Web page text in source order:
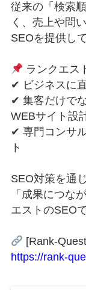
従来の「検索
く、売上や問
SEOを提供し
ランクエス
✔ ビジネスに
✔ 集客だけで
WEBサイト設
✔ 専門コンサ
ト
SEO対策を通
「成果につな
エストのSEOで
[Rank-
https://rank-